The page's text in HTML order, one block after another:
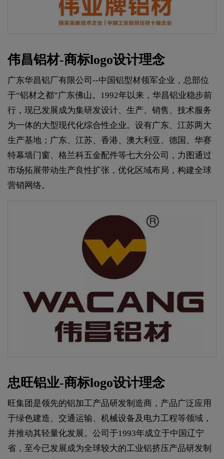
伟昌铝材-商标logo设计理念
广东华昌铝厂有限公司--中国铝型材领军企业，总部位
于“铝材之都”广东佛山。1992年以来，华昌铝业稳步前
行，现已发展成为集研发设计、生产、销售、技术服务
为一体的大型现代化综合性企业。设有广东、江苏两大
生产基地；广东、江苏、香港、澳大利亚、德国、华赛
特幕墙门窗、格兰科五金配件等七大分公司，力图通过
市场拓展带动生产良性扩张，优化区域布局，构建全球
营销网络。
忠旺铝业-商标logo设计理念
旺集团是领先的铝加工产品研发制造商，产品广泛应用
于绿色建造、交通运输、机械设备及电力工程等领域，
并推动其轻量化发展。公司于1993年成立于中国辽宁
省，至今已发展成为全球较大的工业铝挤压产品研发制